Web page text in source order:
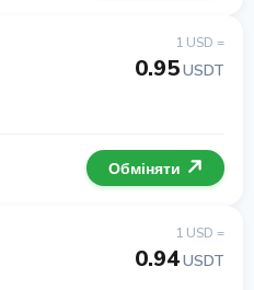
1 USD =
0.95USDT
Обміняти
1 USD =
0.94USDT